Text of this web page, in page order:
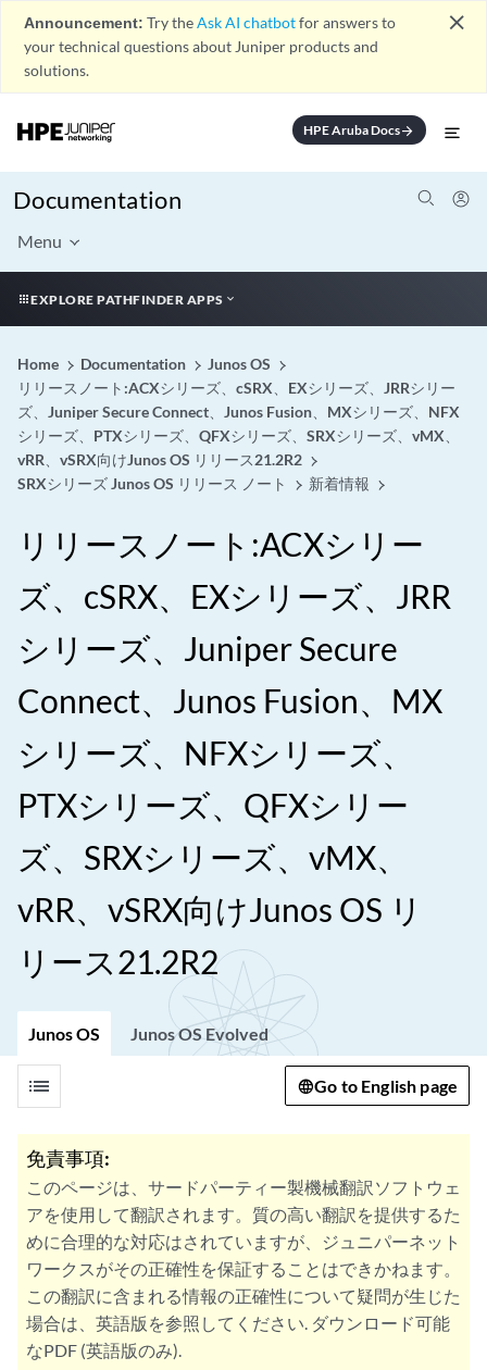
Announcement: Try theAsk AI chatbotfor answers to
your technical questions about Juniper products and
solutions.
close
HPE Aruba Docsarrow_forward
Documentation
Menu
EXPLORE PATHFINDER APPS
Home Documentation
Junos OS
リリースノート:ACXシリーズ、cSRX、EXシリーズ、JRRシリー
ズ、Juniper Secure Connect、Junos Fusion、MXシリーズ、NFX
シリーズ、PTXシリーズ、QFXシリーズ、SRXシリーズ、vMX、
vRR、vSRX向けJunos OS リリース21.2R2
SRXシリーズ Junos OS リリース ノート
新着情報
リリースノート:ACXシリー
ズ、cSRX、EXシリーズ、JRR
シリーズ、Juniper Secure
Connect、Junos Fusion、MX
シリーズ、NFXシリーズ、
PTXシリーズ、QFXシリー
ズ、SRXシリーズ、vMX、
vRR、vSRX向けJunos OS リ
リース21.2R2
Junos OS Junos OS Evolved
list Go to English page
免責事項:
このページは、サードパーティー製機械翻訳ソフトウェ
アを使用して翻訳されます。質の高い翻訳を提供するた
めに合理的な対応はされていますが、ジュニパーネット
ワークスがその正確性を保証することはできかねます。
この翻訳に含まれる情報の正確性について疑問が生じた
場合は、英語版を参照してください. ダウンロード可能
なPDF (英語版のみ).